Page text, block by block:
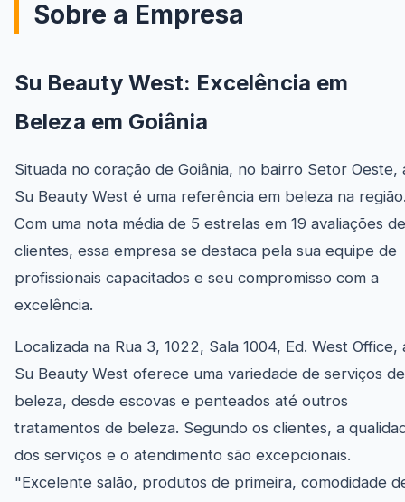
Sobre a Empresa
Su Beauty West: Excelência em
Beleza em Goiânia
Situada no coração de Goiânia, no bairro Setor Oeste,
Su Beauty West é uma referência em beleza na
Com uma nota média de 5 estrelas em 19 avaliações de
clientes, essa empresa se destaca pela sua equipe de
profissionais capacitados e seu compromisso com a
excelência.
Localizada na Rua 3, 1022, Sala 1004, Ed. West Office,
Su Beauty West oferece uma variedade de serviços de
beleza, desde escovas e penteados até outros
tratamentos de beleza. Segundo os clientes, a
dos serviços e o atendimento são excepcionais.
"Excelente salão, produtos de primeira, comodidade